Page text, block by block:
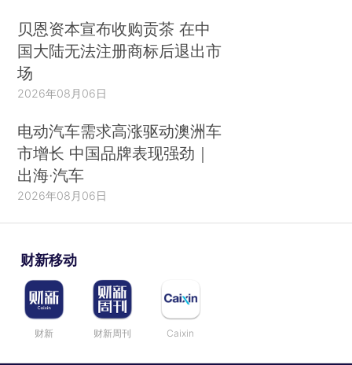
贝恩资本宣布收购贡茶 在中
国大陆无法注册商标后退出市
场
2026年08月06日
电动汽车需求高涨驱动澳洲车
市增长 中国品牌表现强劲｜
出海·汽车
2026年08月06日
财新移动
财新 财新周刊 Caixin